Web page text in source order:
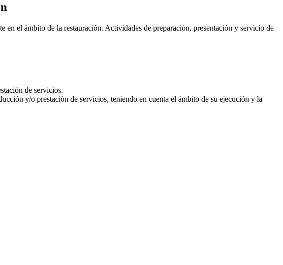
en el ámbito de la restauración. Actividades de preparación, presentación y servicio de
de servicios.
y/o prestación de servicios, teniendo en cuenta el ámbito de su ejecución y la